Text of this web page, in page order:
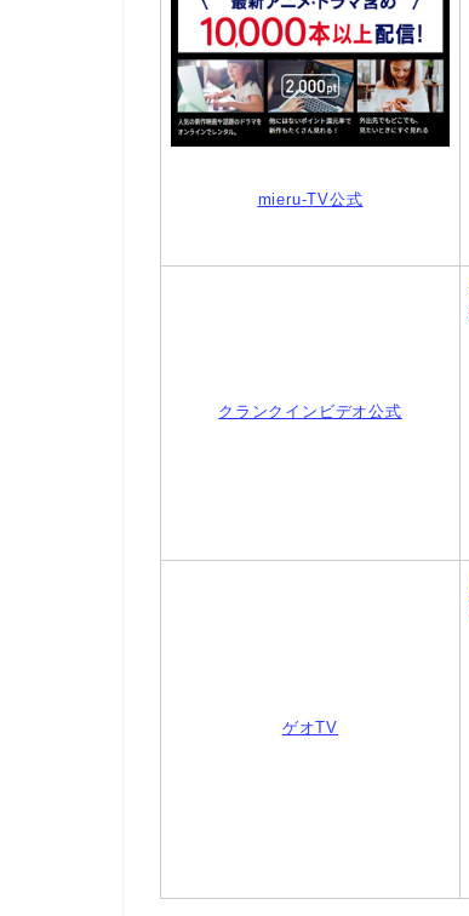
mieru-TV公式
クランクインビデオ公式
ゲオTV